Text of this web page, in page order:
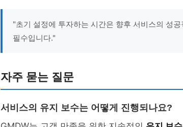
"초기 설정에 투자하는 시간은 향후 서비스의 성
필수입니다."
자주 묻는 질문
서비스의 유지 보수는 어떻게 진행되나요?